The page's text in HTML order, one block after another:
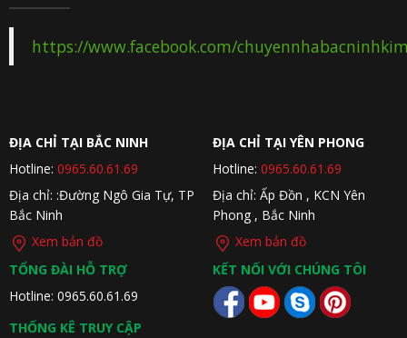
https://www.facebook.com/
ĐỊA CHỈ TẠI BẮC NINH
Hotline: 0965.60.61.69
Địa chỉ: :Đường Ngô Gia Tự, TP
Bắc Ninh
Xem bản đồ
ĐỊA CHỈ TẠI YÊN PHONG
Hotline: 0965.60.61.69
Địa chỉ: Ấp Đồn , KCN Yên
Phong , Bắc Ninh
Xem bản đồ
TỔNG ĐÀI HỖ TRỢ
Hotline: 0965.60.61.69
KẾT NỐI VỚI CHÚNG TÔI
THỐNG KÊ TRUY CẬP